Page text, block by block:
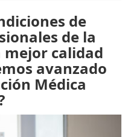
de
de la
mejor calidad
avanzado
Médica